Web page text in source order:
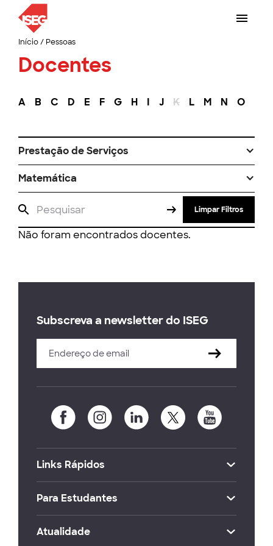
Início/ Pessoas
Docentes
A B C D E F G H I J K L M N O
Prestação de Serviços
Matemática
Limpar Filtros
Não foram encontrados docentes.
Subscreva a newsletter do ISEG
Links Rápidos
Para Estudantes
Atualidade